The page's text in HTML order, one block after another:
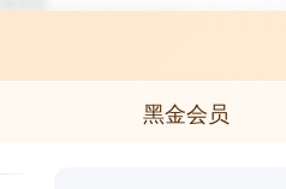
黑金会员